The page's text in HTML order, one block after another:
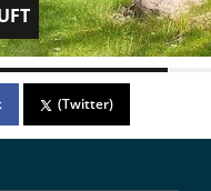
(Twitter)